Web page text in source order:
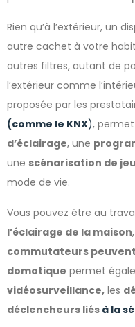
Rien qu’à l’extérieur, un
autre cachet à votre
autres filtres, autant de
l’extérieur comme
proposée par les
(comme le KNX),
d’éclairage, une
une scénarisation de
mode de vie.
Vous pouvez être au
l’éclairage de la maison
commutateurs
domotique permet
vidéosurveillance, les
déclencheurs liés à la